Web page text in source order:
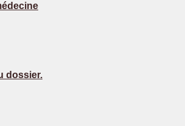
dossier.